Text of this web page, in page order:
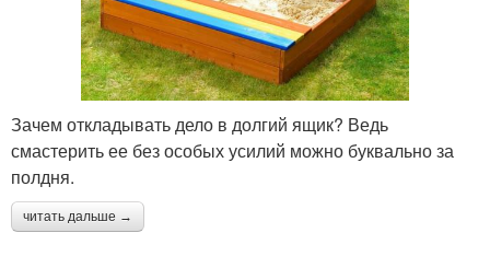
Зачем откладывать дело в долгий ящик? Ведь
смастерить ее без особых усилий можно буквально за
полдня.
читать дальше →